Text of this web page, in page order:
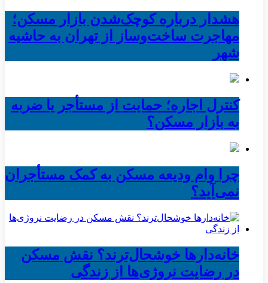
هشدار درباره کوچک‌شدن بازار مسکن؛
مهاجرت ساخت‌وساز از تهران به حاشیه‌
شهر
کنترل اجاره؛ حمایت از مستأجر یا ضربه
به بازار مسکن؟
چرا وام ودیعه مسکن به کمک مستأجران
نمی‌آید؟
خانه‌دارها خوشحال‌ترند؟ نقش مسکن
در رضایت نروژی‌ها از زندگی